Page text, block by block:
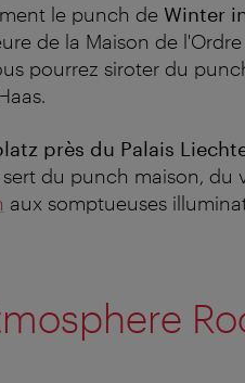
le punch de Winter
de la Maison de
pourrez siroter du
près du Palais
du punch maison, du
aux somptueuses